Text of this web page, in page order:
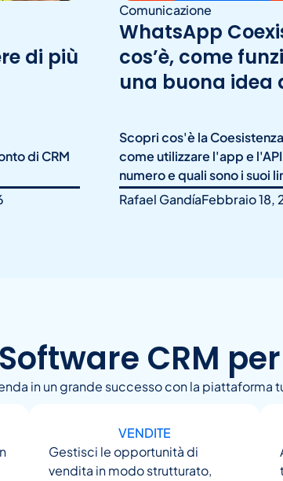
di più
di CRM
Comunicazione
WhatsApp
cos’è, come
una buona idea
Scopri cos'è la
come utilizzare l'app e
numero e quali sono i suoi
Rafael GandíaFebbraio 18,
Software CRM
in un grande successo con la
VENDITE
Gestisci le opportunità di
vendita in modo strutturato,